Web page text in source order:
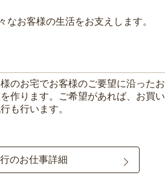
お客様の生活をお支えします。
のお宅でお客様のご要望に沿ったお
作ります。ご希望があれば、お買い
も行います。
のお仕事詳細